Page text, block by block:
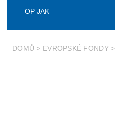
OP JAK
DOMŮ > EVROPSKÉ FONDY>